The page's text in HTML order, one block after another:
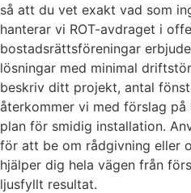
så att du vet exakt vad som
hanterar vi ROT-avdraget i
bostadsrättsföreningar
lösningar med minimal
beskriv ditt projekt, antal
återkommer vi med förslag på
plan för smidig installation.
för att be om rådgivning eller
hjälper dig hela vägen från
ljusfyllt resultat.